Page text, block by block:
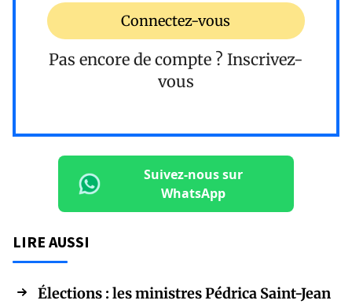
Connectez-vous
Pas encore de compte ? Inscrivez-
vous
Suivez-nous sur
WhatsApp
LIRE AUSSI
Élections : les ministres Pédrica Saint-Jean